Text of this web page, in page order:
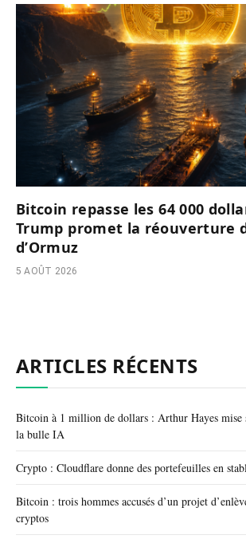
Bitcoin repasse les 64 000
Trump promet la réouverture
d’Ormuz
5 AOÛT 2026
ARTICLES RÉCENTS
Bitcoin à 1 million de dollars : Arthur Hayes mise
la bulle IA
Crypto : Cloudflare donne des portefeuilles en
Bitcoin : trois hommes accusés d’un projet
cryptos